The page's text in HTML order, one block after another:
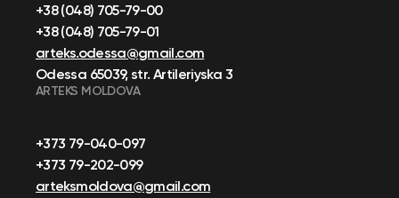
+38 (048) 705-79-00
+38 (048) 705-79-01
arteks.odessa@gmail.com
Odessa 65039, str. Artileriyska 3
ARTEKS MOLDOVA
+373 79-040-097
+373 79-202-099
arteksmoldova@gmail.com